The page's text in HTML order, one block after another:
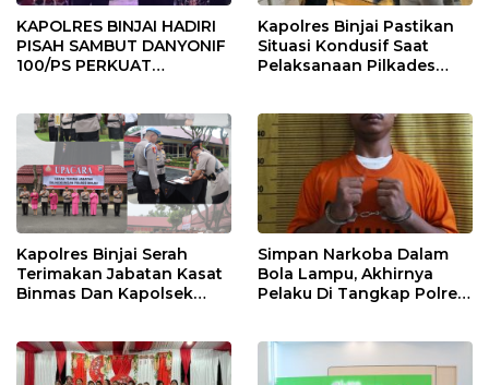
KAPOLRES BINJAI HADIRI
PISAH SAMBUT DANYONIF
100/PS PERKUAT
Kapolres Binjai Pastikan
Situasi Kondusif Saat
Pelaksanaan Pilkades
Kapolres Binjai Serah
Terimakan Jabatan Kasat
Binmas Dan Kapolsek
Simpan Narkoba Dalam
Bola Lampu, Akhirnya
Pelaku Di Tangkap Polres